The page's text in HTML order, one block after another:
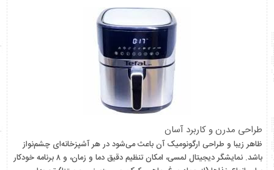
طراحی مدرن و کاربرد آسان
ظاهر زیبا و طراحی ارگونومیک آن باعث می‌شود در هر آشپزخانه‌ای چشم‌نواز
باشد. نمایشگر دیجیتال لمسی، امکان تنظیم دقیق دما و زمان، و ۸ برنامه خودکار